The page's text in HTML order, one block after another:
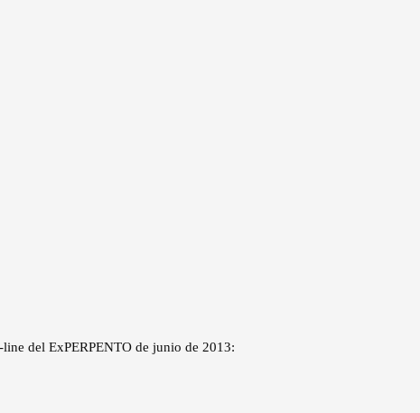
del ExPERPENTO de junio de 2013: